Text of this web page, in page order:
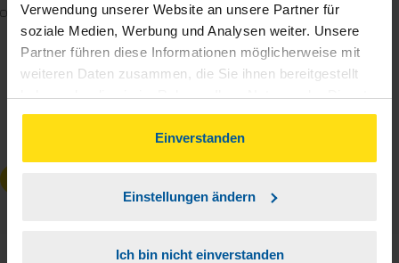
Verwendung unserer Website an unsere Partner für
soziale Medien, Werbung und Analysen weiter. Unsere
Partner führen diese Informationen möglicherweise mit
weiteren Daten zusammen, die Sie ihnen bereitgestellt
haben oder die sie im Rahmen Ihrer Nutzung der Dienste
gesammelt haben. Indem Sie auf Einverstanden klicken,
können Sie der Verwendung von Cookies, gemäß
unserer➔ Datenschutzrichtliniezustimmen.
Einverstanden
Einstellungen ändern
Ich bin nicht einverstanden
Mit dem Absenden des Kontaktformulars erkläre ich
mich damit einverstanden, dass meine Daten zur
Bearbeitung meines Anliegens sowie zur internen
Analyse der Zugriffsquelle verwendet werden.
DieDatenschutzbestimmungenhabe ich zur
Kenntnis genommen.*